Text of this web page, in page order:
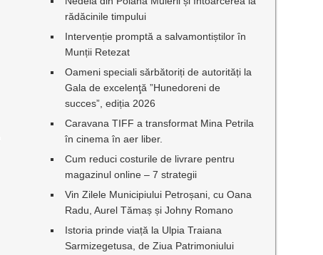
rădăcinile timpului
Intervenție promptă a salvamontiștilor în
Munții Retezat
Oameni speciali sărbătoriți de autorități la
Gala de excelenţă ”Hunedoreni de
succes”, ediția 2026
Caravana TIFF a transformat Mina Petrila
în cinema în aer liber.
Cum reduci costurile de livrare pentru
magazinul online – 7 strategii
Vin Zilele Municipiului Petroșani, cu Oana
Radu, Aurel Tămaș și Johny Romano
Istoria prinde viață la Ulpia Traiana
Sarmizegetusa, de Ziua Patrimoniului